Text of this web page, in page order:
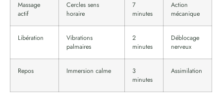
Massage
actif
Cercles sens
horaire
7
minutes
Action
mécanique
Libération
Vibrations
palmaires
2
minutes
Déblocage
nerveux
Repos Immersion calme
3
minutes
Assimilation